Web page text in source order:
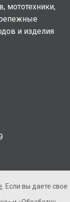
мототехники,
и изделия
Не
. Если вы даете свое